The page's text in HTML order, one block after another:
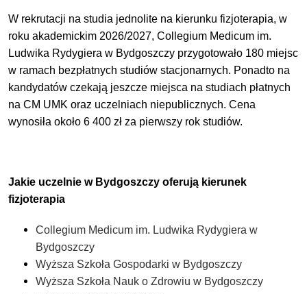
W rekrutacji na studia jednolite na kierunku fizjoterapia, w
roku akademickim 2026/2027, Collegium Medicum im.
Ludwika Rydygiera w Bydgoszczy przygotowało 180 miejsc
w ramach bezpłatnych studiów stacjonarnych. Ponadto na
kandydatów czekają jeszcze miejsca na studiach płatnych
na CM UMK oraz uczelniach niepublicznych.Cena
wynosiła około 6 400 zł za pierwszy rok studiów.
Jakie uczelnie w Bydgoszczy oferują kierunek
fizjoterapia
Collegium Medicum im. Ludwika Rydygiera w
Bydgoszczy
Wyższa Szkoła Gospodarki w Bydgoszczy
Wyższa Szkoła Nauk o Zdrowiu w Bydgoszczy